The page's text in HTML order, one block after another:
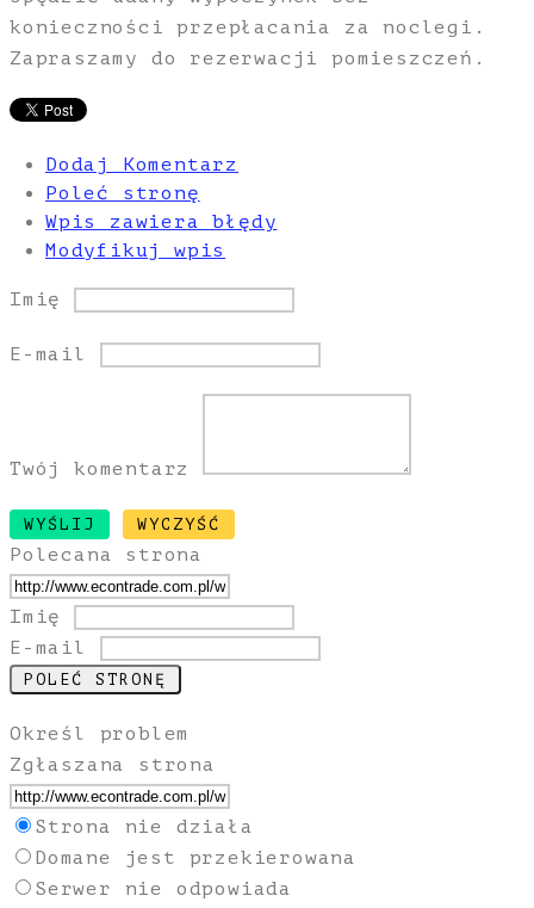
konieczności przepłacania za noclegi.
Zapraszamy do rezerwacji pomieszczeń.
Dodaj Komentarz
Poleć stronę
Wpis zawiera błędy
Modyfikuj wpis
Imię
E-mail
Twój komentarz
Polecana strona
Imię
E-mail
Określ problem
Zgłaszana strona
Strona nie działa
Domane jest przekierowana
Serwer nie odpowiada